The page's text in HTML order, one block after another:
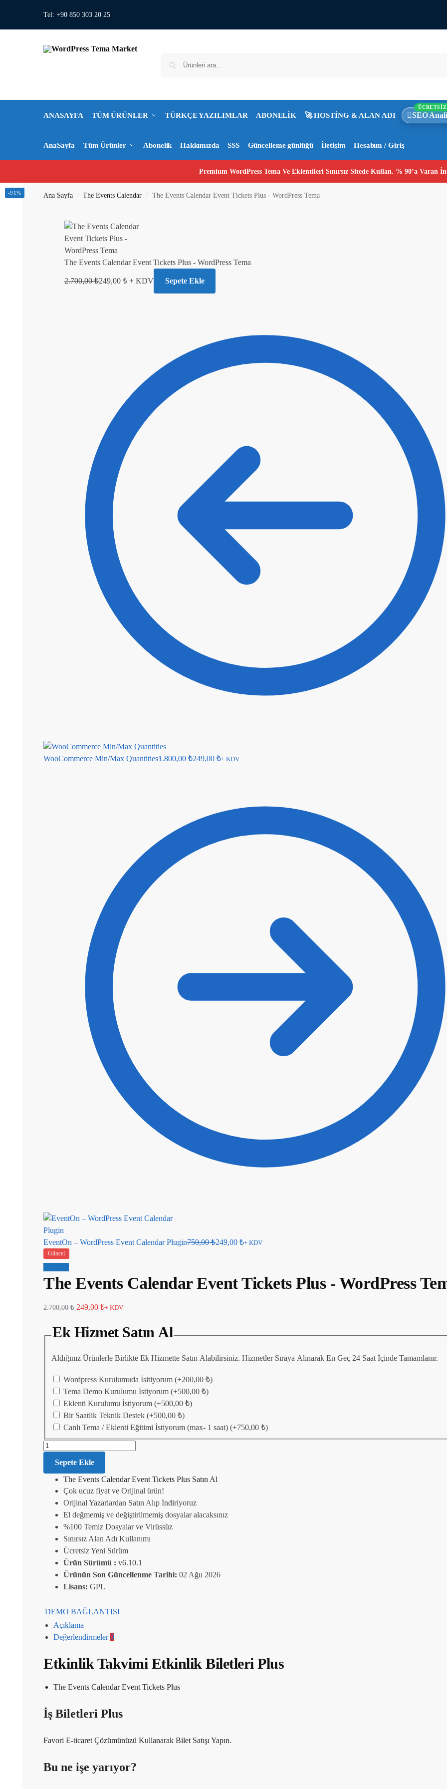
Tel: +90 850 303 20 25
ANASAYFA TÜM ÜRÜNLER TÜRKÇE YAZILIMLAR ABONELİK 🚀 HOSTİNG & ALAN ADI SEO
ÜCRETSİZ
AnaSayfa Tüm Ürünler Abonelik Hakkımızda SSS Güncelleme günlüğü İletişim Hesabım / Giriş
Premium WordPress Tema Ve Eklentileri Sınırsız Sitede Kullan. % 90’a Varan
Ana Sayfa / The Events Calendar / The Events Calendar Event Tickets Plus - WordPress Tema
The Events Calendar Event Tickets Plus - WordPress Tema
2.700,00₺249,00 ₺+ KDV Sepete Ekle
WooCommerce Min/Max Quantities1.800,00₺249,00 ₺+ KDV
EventOn – WordPress Event Calendar Plugin750,00₺249,00 ₺+ KDV
Güncel
The Events Calendar Event Tickets Plus - WordPress
2.700,00₺ 249,00 ₺+ KDV
-91%
Ek Hizmet Satın Al
Aldığınız Ürünlerle Birlikte Ek Hizmette Satın Alabilirsiniz. Hizmetler Sıraya Alınarak En Geç 24 Saat İçinde Tamamlanır.
Wordpress Kurulumuda İsitiyorum (+200,00 ₺)
Tema Demo Kurulumu İstiyorum (+500,00 ₺)
Eklenti Kurulumu İstiyorum (+500,00 ₺)
Bir Saatlik Teknik Destek (+500,00 ₺)
Canlı Tema / Eklenti Eğitimi İstiyorum (max- 1 saat) (+750,00 ₺)
Sepete Ekle
The Events Calendar Event Tickets Plus Satın Al
Çok ucuz fiyat ve Orijinal ürün!
Orijinal Yazarlardan Satın Alıp İndiriyoruz
El değmemiş ve değiştirilmemiş dosyalar alacaksınız
%100 Temiz Dosyalar ve Virüssüz
Sınırsız Alan Adı Kullanımı
Ücretsiz Yeni Sürüm
Ürün Sürümü : v6.10.1
Ürünün Son Güncellenme Tarihi: 02 Ağu 2026
Lisans: GPL
DEMO BAĞLANTISI
Açıklama
Değerlendirmeler0
Etkinlik Takvimi Etkinlik Biletleri Plus
The Events Calendar Event Tickets Plus
İş Biletleri Plus
Favori E-ticaret Çözümünüzü Kullanarak Bilet Satışı Yapın.
Bu ne işe yarıyor?